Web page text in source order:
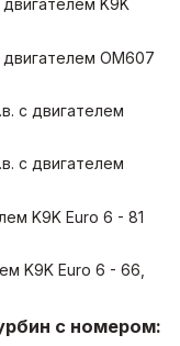
двигателем K9K
двигателем OM607
с двигателем
с двигателем
K9K Euro 6 - 81
K9K Euro 6 - 66,
с номером: